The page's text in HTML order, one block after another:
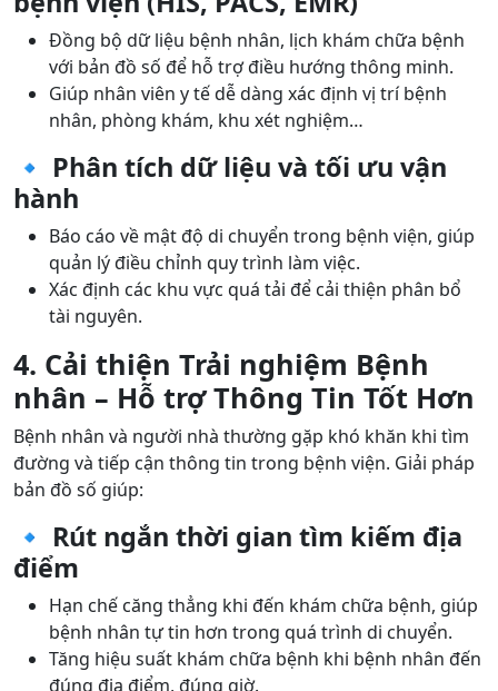
Đồng bộ dữ liệu bệnh nhân, lịch khám chữa bệnh
với bản đồ số để hỗ trợ điều hướng thông minh.
Giúp nhân viên y tế dễ dàng xác định vị trí bệnh
nhân, phòng khám, khu xét nghiệm…
🔹 Phân tích dữ liệu và tối ưu vận
hành
Báo cáo về mật độ di chuyển trong bệnh viện, giúp
quản lý điều chỉnh quy trình làm việc.
Xác định các khu vực quá tải để cải thiện phân bổ
tài nguyên.
4. Cải thiện Trải nghiệm Bệnh
nhân – Hỗ trợ Thông Tin Tốt Hơn
Bệnh nhân và người nhà thường gặp khó khăn khi tìm
đường và tiếp cận thông tin trong bệnh viện. Giải pháp
bản đồ số giúp:
🔹 Rút ngắn thời gian tìm kiếm địa
điểm
Hạn chế căng thẳng khi đến khám chữa bệnh, giúp
bệnh nhân tự tin hơn trong quá trình di chuyển.
Tăng hiệu suất khám chữa bệnh khi bệnh nhân đến
đúng địa điểm, đúng giờ.